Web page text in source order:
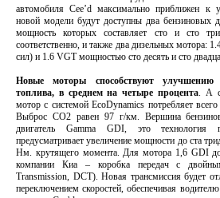
автомобиля Cee’d максимально приближен к
новой модели будут доступны два
мощность которых составляет сто и сто
соответственно, и также два дизельных мотора:
сил) и 1.6 VGT мощностью сто десять и сто
Новые моторы способствуют улучшению
топлива, в среднем на четыре процента. А
мотор с системой EcoDynamics потребляет
Выброс CO2 равен 97 г/км. Вершина
двигатель Gamma GDI, это технология
предусматривает увеличение мощности до ста
Нм. крутящего момента. Для мотора 1,6 GDI
компании Киа – коробка передач с
Transmission, DCT). Новая трансмиссия будет
переключением скоростей, обеспечивая